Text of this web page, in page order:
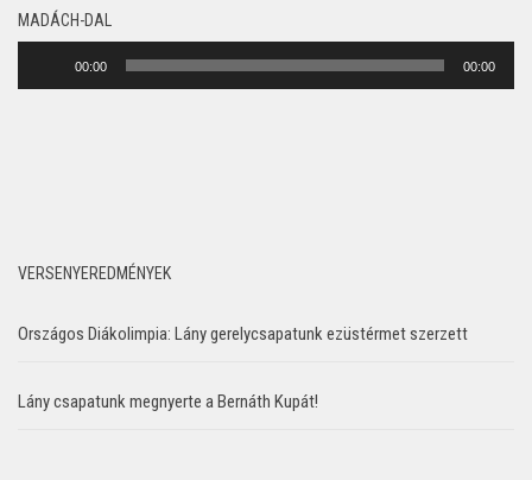
MADÁCH-DAL
00:00 00:00
VERSENYEREDMÉNYEK
Országos Diákolimpia: Lány gerelycsapatunk ezüstérmet szerzett
Lány csapatunk megnyerte a Bernáth Kupát!